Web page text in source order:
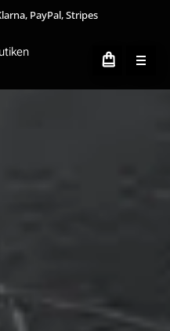
PayPal, Stripes